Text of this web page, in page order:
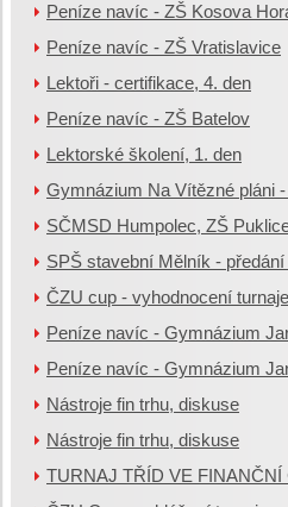
Peníze navíc - ZŠ Kosova
Peníze navíc - ZŠ Vratislavice
Lektoři - certifikace, 4. den
Peníze navíc - ZŠ Batelov
Lektorské školení, 1. den
Gymnázium Na Vítězné pláni
SČMSD Humpolec, ZŠ
SPŠ stavební Mělník - předání
ČZU cup - vyhodnocení turnaje
Peníze navíc - Gymnázium
Peníze navíc - Gymnázium
Nástroje fin trhu, diskuse
Nástroje fin trhu, diskuse
TURNAJ TŘÍD VE